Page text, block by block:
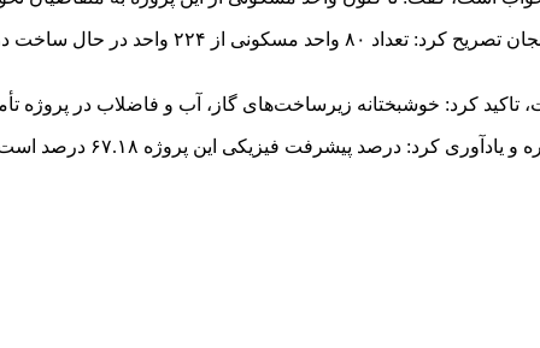
تاکید کرد: خوشبختانه زیرساخت‌های گاز، آب و فاضلاب در پروژه